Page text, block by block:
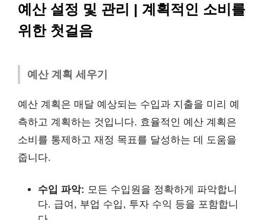
예산 설정 및 관리 | 계획적인 소비를
위한 첫걸음
예산 계획 세우기
예산 계획은 매달 예상되는 수입과 지출을 미리 예
측하고 계획하는 것입니다. 효율적인 예산 계획은
소비를 통제하고 재정 목표를 달성하는 데 도움을
줍니다.
수입 파악: 모든 수입원을 정확하게 파악합니
다. 급여, 부업 수입, 투자 수익 등을 포함합니